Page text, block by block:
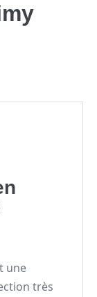
une
très